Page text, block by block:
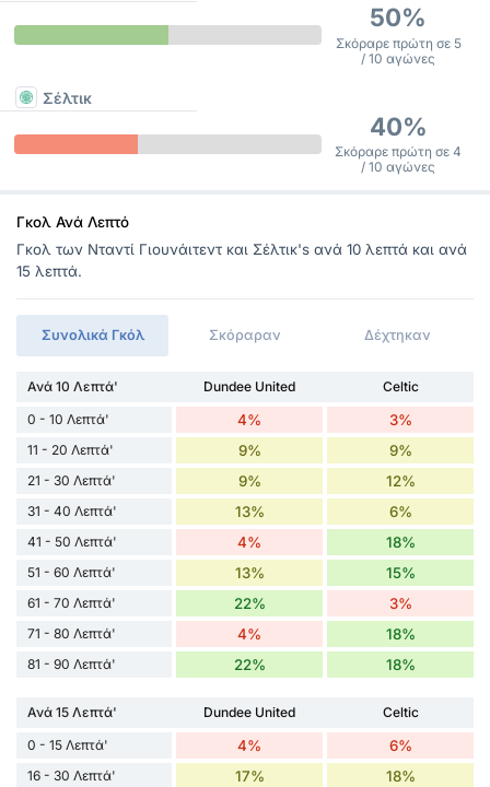
50%
Σκόραρε πρώτη σε 5
/ 10 αγώνες
Σέλτικ
40%
Σκόραρε πρώτη σε 4
/ 10 αγώνες
Γκολ Ανά Λεπτό
Γκολ των Νταντί Γιουνάιτεντ και Σέλτικ's ανά 10 λεπτά και ανά
15 λεπτά.
Συνολικά Γκόλ Σκόραραν Δέχτηκαν
Ανά 10 Λεπτά' Dundee United
Celtic
0 - 10 Λεπτά'
4% 3%
11 - 20 Λεπτά' 9% 9%
21 - 30 Λεπτά' 9% 12%
31 - 40 Λεπτά' 13% 6%
41 - 50 Λεπτά' 4% 18%
51 - 60 Λεπτά' 13% 15%
61 - 70 Λεπτά' 22% 3%
71 - 80 Λεπτά' 4% 18%
81 - 90 Λεπτά' 22% 18%
Ανά 15 Λεπτά' Dundee United
Celtic
0 - 15 Λεπτά'
4% 6%
16 - 30 Λεπτά' 17% 18%